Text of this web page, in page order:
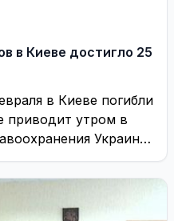
в Киеве достигло 25
в Киеве погибли
приводит утром в
Украины.